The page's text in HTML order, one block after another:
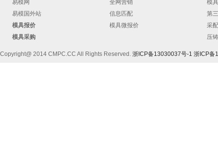
易模网
易模国外站
模具报价
模具采购
全网营销
信息匹配
模具微报价
模
第
采
压
Copyright@ 2014 CMPC.CC All Rights Reserved. 浙ICP备13030037号-1 浙ICP备